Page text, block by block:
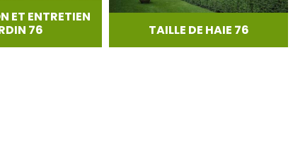
ET ENTRETIEN
76
TAILLE DE HAIE 76